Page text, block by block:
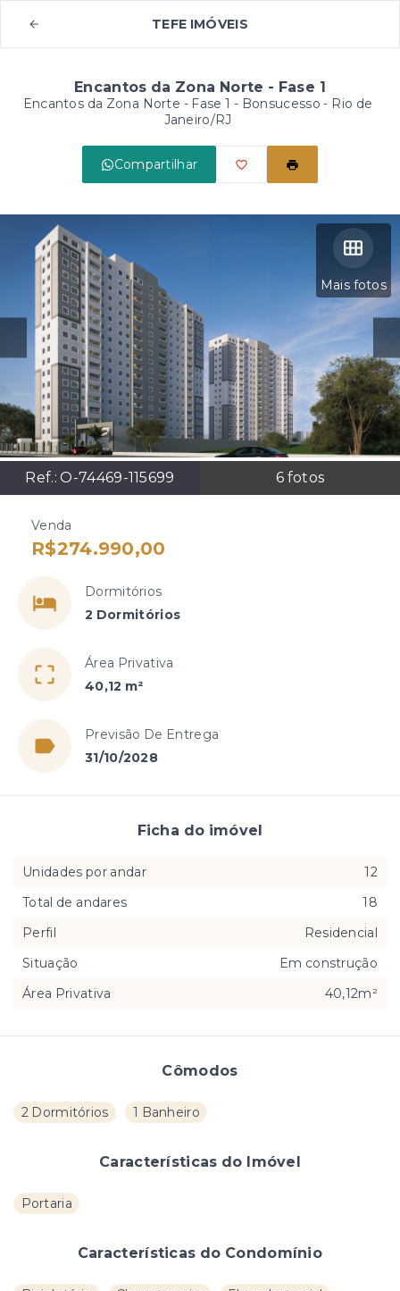
TEFE IMÓVEIS
Encantos da Zona Norte - Fase 1
Encantos da Zona Norte - Fase 1 - Bonsucesso - Rio de
Janeiro/RJ
Compartilhar
Mais fotos
Ref.:O-74469-115699 6 fotos
Venda
R$274.990,00
Dormitórios
2 Dormitórios
Área Privativa
40,12 m²
Previsão De Entrega
31/10/2028
Cômodos
2 Dormitórios 1 Banheiro
Características do Imóvel
Portaria
Características do Condomínio
Ficha do imóvel
Unidades por andar
12
Total de andares
18
Perfil
Residencial
Situação
Em construção
Área Privativa
40,12m²